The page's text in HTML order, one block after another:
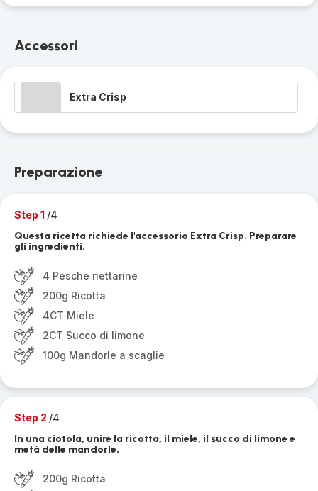
Accessori
Extra Crisp
Preparazione
Step 1 /4
Questa ricetta richiede l'accessorio Extra Crisp. Preparare
gli ingredienti.
4 Pesche nettarine
200g Ricotta
4CT Miele
2CT Succo di limone
100g Mandorle a scaglie
Step 2 /4
In una ciotola, unire la ricotta, il miele, il succo di limone e
metà delle mandorle.
200g Ricotta